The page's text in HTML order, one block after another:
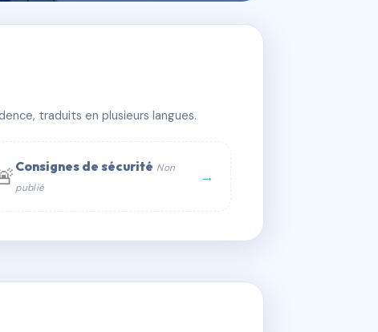
traduits en plusieurs langues.
Consignes de sécurité Non
publié
→